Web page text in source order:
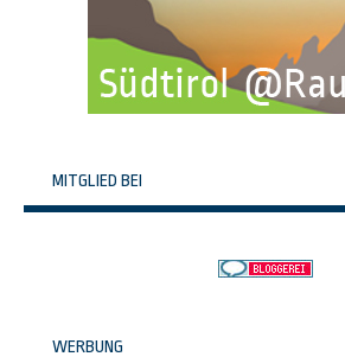
MITGLIED BEI
WERBUNG